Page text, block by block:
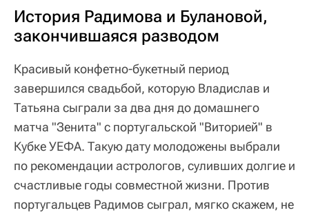
История Радимова и Булановой,
закончившаяся разводом
Красивый конфетно-букетный период
завершился свадьбой, которую Владислав и
Татьяна сыграли за два дня до домашнего
матча "Зенита" с португальской "Виторией" в
Кубке УЕФА. Такую дату молодожены выбрали
по рекомендации астрологов, суливших долгие и
счастливые годы совместной жизни. Против
португальцев Радимов сыграл, мягко скажем, не